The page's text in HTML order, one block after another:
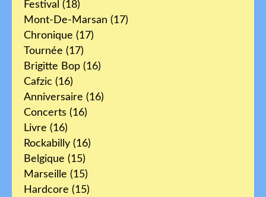
Festival (18)
Mont-De-Marsan (17)
Chronique (17)
Tournée (17)
Brigitte Bop (16)
Cafzic (16)
Anniversaire (16)
Concerts (16)
Livre (16)
Rockabilly (16)
Belgique (15)
Marseille (15)
Hardcore (15)